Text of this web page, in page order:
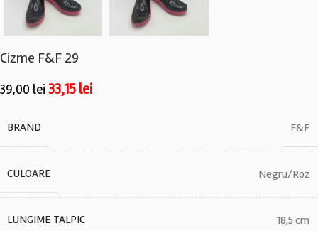
Cizme F&F 29
39,00lei33,15 lei
BRAND F&F
CULOARE Negru/Roz
LUNGIME TALPIC 18,5 cm